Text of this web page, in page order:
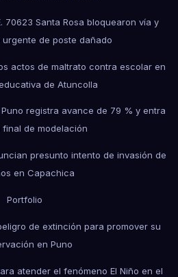
70623 Santa Rosa bloquearon vía y
de poste dañado
actos de maltrato contra escolar en
de Atuncolla
registra avance de 79 % y entra
de modelación
presunto intento de invasión de
en Capachica
Portfolio
de extinción para promover su
en Puno
atender el fenómeno El Niño en el